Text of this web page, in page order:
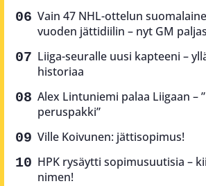
Vain 47 NHL-ottelun
vuoden jättidiilin – nyt GM
Liiga-seuralle uusi kapteeni –
historiaa
Alex Lintuniemi palaa Liigaan –
peruspakki”
Ville Koivunen: jättisopimus!
HPK rysäytti sopimusuutisia –
nimen!